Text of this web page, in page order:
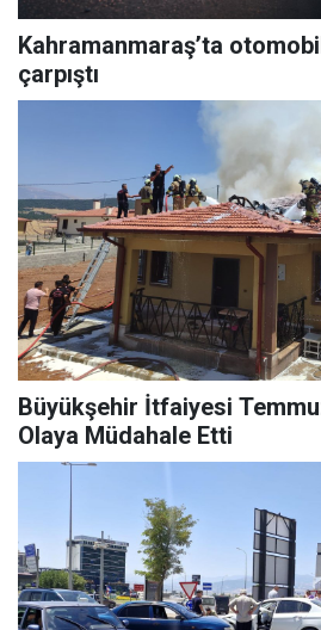
Kahramanmaraş’ta
çarpıştı
Büyükşehir İtfaiyesi
Olaya Müdahale Etti